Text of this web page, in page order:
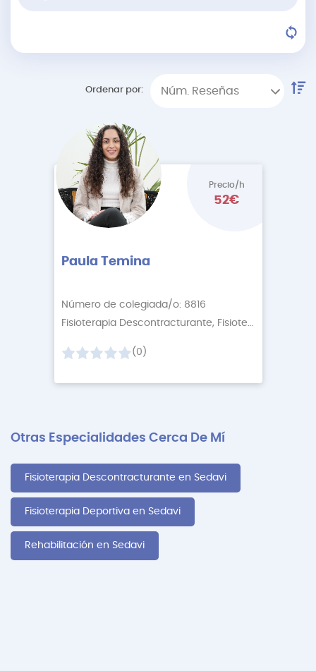
Ordenar por: Núm. Reseñas
Precio/h
52€
Paula Temina
Número de colegiada/o: 8816
Fisioterapia Descontracturante, Fisioterapia Relaj
(0)
Otras Especialidades Cerca De Mí
Fisioterapia Descontracturante en Sedavi
Fisioterapia Deportiva en Sedavi
Rehabilitación en Sedavi